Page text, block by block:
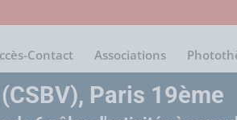
Contact Associations
Paris 19ème